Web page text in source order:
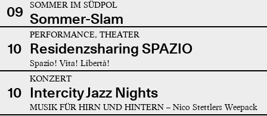
09
SOMMER IM SÜDPOL
Sommer-Slam
10
PERFORMANCE, THEATER
Residenzsharing SPAZIO
Spazio! Vita! Libertà!
10
KONZERT
Intercity Jazz Nights
MUSIK FÜR HIRN UND HINTERN – Nico Stettlers Weepack